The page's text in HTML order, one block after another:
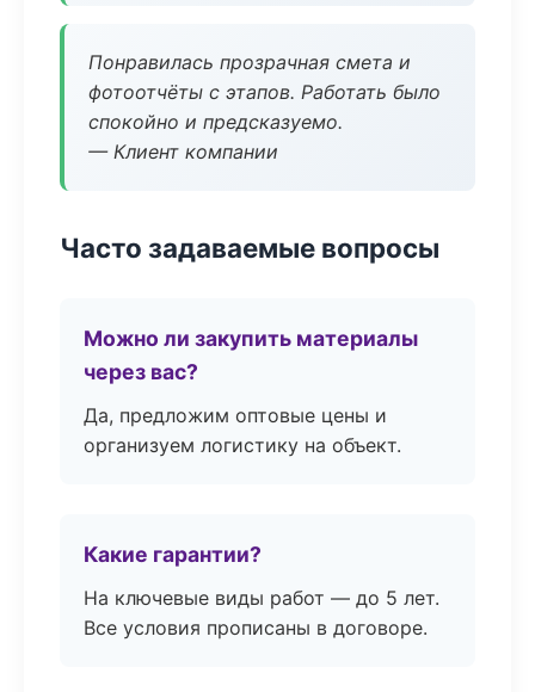
Понравилась прозрачная смета и
фотоотчёты с этапов. Работать было
спокойно и предсказуемо.
— Клиент компании
Часто задаваемые вопросы
Можно ли закупить материалы
через вас?
Да, предложим оптовые цены и
организуем логистику на объект.
Какие гарантии?
На ключевые виды работ — до 5 лет.
Все условия прописаны в договоре.